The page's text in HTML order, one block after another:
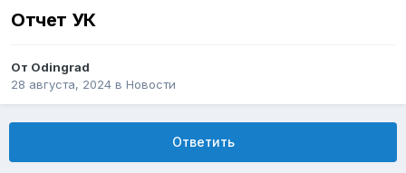
Отчет УК
От Odingrad
28 августа, 2024 в Новости
Ответить